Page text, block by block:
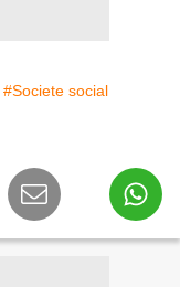
#Societe social